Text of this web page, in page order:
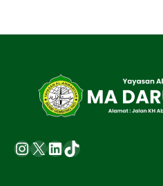
Instagram
X LinkedIn
https://